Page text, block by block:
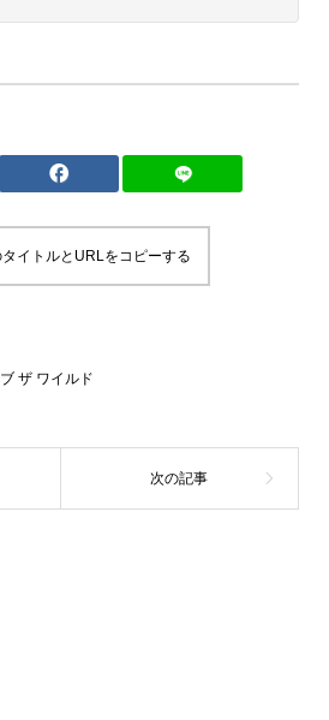
イトルとURLをコピーする
ザ ワイルド